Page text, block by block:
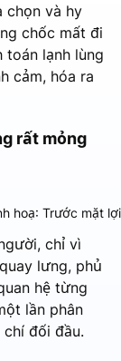
chọn và hy
chốc mất đi
toán lạnh lùng
cảm, hóa ra
rất mỏng
hoạ: Trước mặt
chỉ vì
lưng, phủ
hệ từng
lần phân
chí đối đầu.